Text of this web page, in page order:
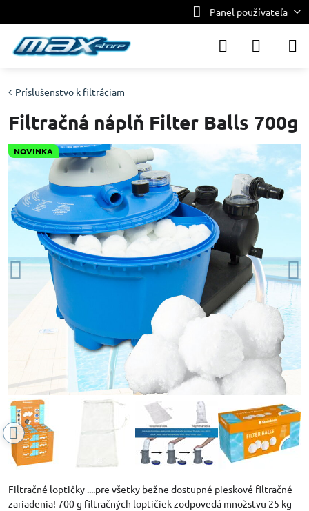
Panel používateľa
NOVINKA
Príslušenstvo k filtráciam
Filtračná náplň Filter Balls 700g
Filtračné loptičky ....pre všetky bežne dostupné pieskové filtračné
zariadenia! 700 g filtračných loptičiek zodpovedá množstvu 25 kg